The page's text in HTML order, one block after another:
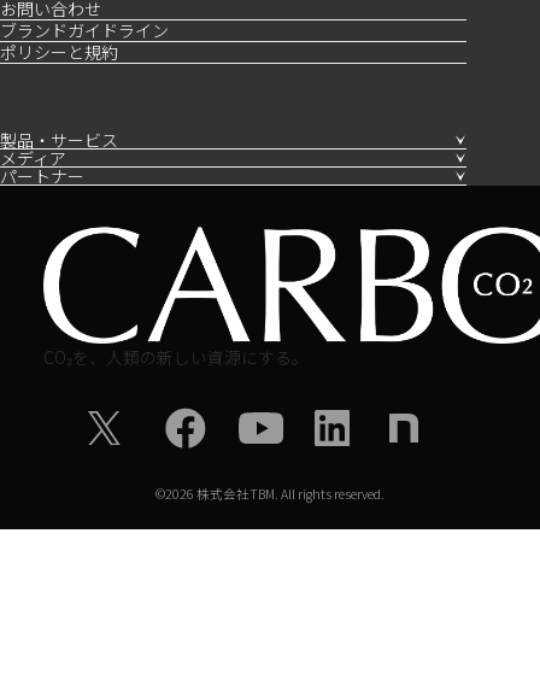
お問い合わせ
ブランドガイドライン
ポリシーと規約
製品・サービス
メディア
パートナー
CO₂を、人類の新しい資源にする。
©2026 株式会社TBM. All rights reserved.